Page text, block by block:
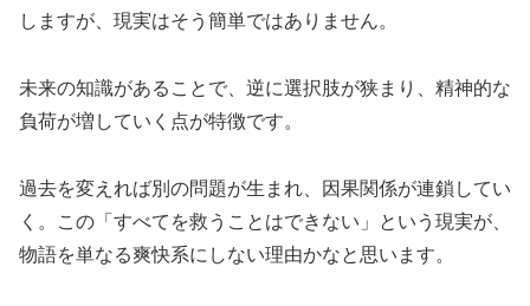
しますが、現実はそう簡単ではありません。
未来の知識があることで、逆に選択肢が狭まり、精神的な
負荷が増していく点が特徴です。
過去を変えれば別の問題が生まれ、因果関係が連鎖してい
く。この「すべてを救うことはできない」という現実が、
物語を単なる爽快系にしない理由かなと思います。